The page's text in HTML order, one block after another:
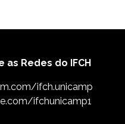
as Redes do IFCH
ifch.unicamp
ifchunicamp1